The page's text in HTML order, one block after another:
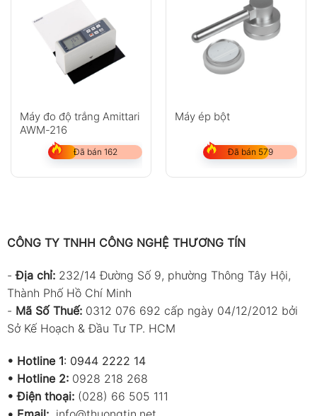
Máy đo độ trắng Amittari
AWM-216
Đã bán 162
Máy ép bột
Đã bán 579
CÔNG TY TNHH CÔNG NGHỆ THƯƠNG TÍN
-Địa chỉ: 232/14 Đường Số 9, phường Thông Tây Hội,
Thành Phố Hồ Chí Minh
- Mã Số Thuế: 0312 076 692 cấp ngày 04/12/2012 bởi
Sở Kế Hoạch & Đầu Tư TP. HCM
• Hotline 1: 0944 2222 14
• Hotline 2: 0928 218 268
• Điện thoại: (028) 66 505 111